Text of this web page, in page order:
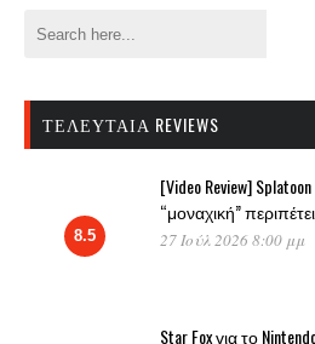
ΤΕΛΕΥΤΑΊΑ REVIEWS
8.5
[Video Review]
“μοναχική”
27 Ιούλ 2026 8:00 μμ
Star Fox για το